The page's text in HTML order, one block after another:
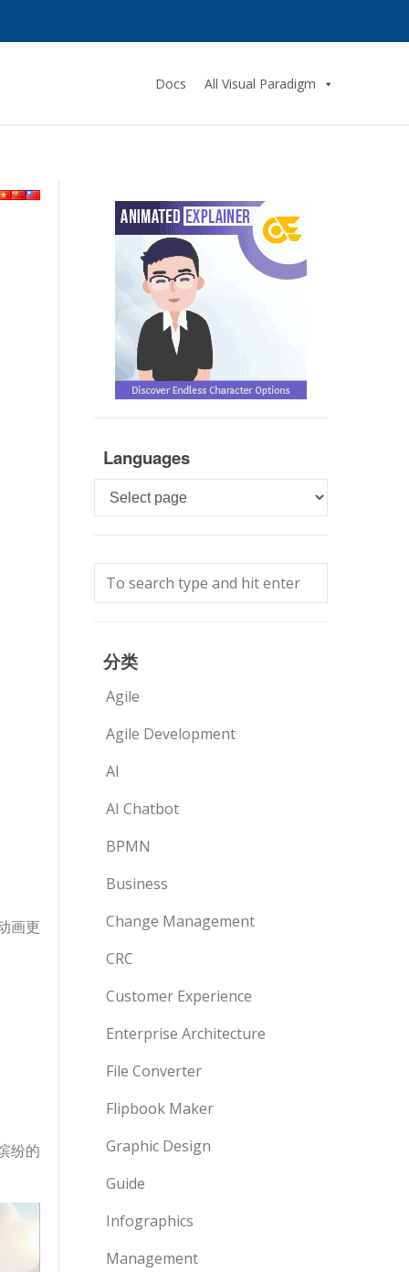
Docs All Visual Paradigm
画更
纷的
Languages
Languages
分类
Agile
Agile Development
AI
AI Chatbot
BPMN
Business
Change Management
CRC
Customer Experience
Enterprise Architecture
File Converter
Flipbook Maker
Graphic Design
Guide
Infographics
Management